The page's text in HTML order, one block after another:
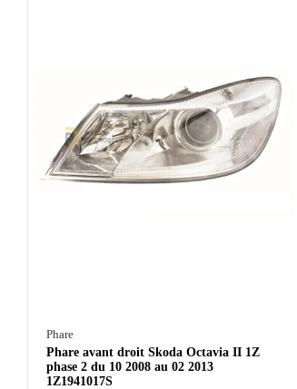
Phare
Phare avant droit Skoda Octavia II 1Z
phase 2 du 10 2008 au 02 2013
1Z1941017S